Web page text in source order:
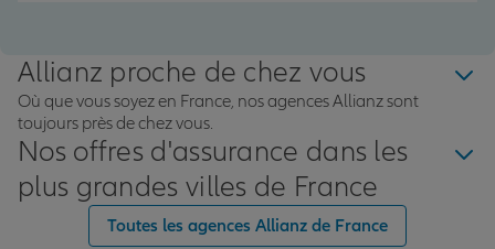
Allianz proche de chez vous
Où que vous soyez en France, nos agences Allianz sont
toujours près de chez vous.
Nos offres d'assurance dans les
plus grandes villes de France
Toutes les agences Allianz de France